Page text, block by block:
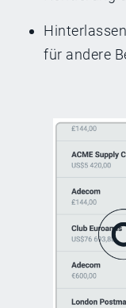
für andere